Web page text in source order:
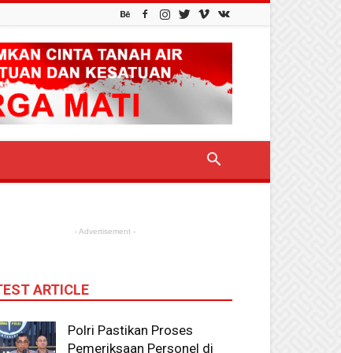
- Advertisement -
ARTICLE
Polri Pastikan Proses
Pemeriksaan Personel di